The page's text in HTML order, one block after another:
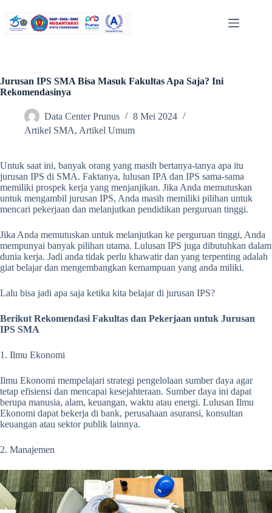
Jurusan IPS SMA Bisa Masuk Fakultas Apa Saja? Ini
Rekomendasinya
Data Center Prunus
8 Mei 2024
Artikel SMA, Artikel Umum
Untuk saat ini, banyak orang yang masih bertanya-tanya apa itu
jurusan IPS di SMA. Faktanya, lulusan IPA dan IPS sama-sama
memiliki prospek kerja yang menjanjikan. Jika Anda memutuskan
untuk mengambil jurusan IPS, Anda masih memiliki pilihan untuk
mencari pekerjaan dan melanjutkan pendidikan perguruan tinggi.
Jika Anda memutuskan untuk melanjutkan ke perguruan tinggi, Anda
mempunyai banyak pilihan utama. Lulusan IPS juga dibutuhkan dalam
dunia kerja. Jadi anda tidak perlu khawatir dan yang terpenting adalah
giat belajar dan mengembangkan kemampuan yang anda miliki.
Lalu bisa jadi apa saja ketika kita belajar di jurusan IPS?
Berikut Rekomendasi Fakultas dan Pekerjaan untuk Jurusan
IPS SMA
1. Ilmu Ekonomi
Ilmu Ekonomi mempelajari strategi pengelolaan sumber daya agar
tetap efisiensi dan mencapai kesejahteraan. Sumber daya ini dapat
berupa manusia, alam, keuangan, waktu atau energi. Lulusan Ilmu
Ekonomi dapat bekerja di bank, perusahaan asuransi, konsultan
keuangan atau sektor publik lainnya.
2. Manajemen